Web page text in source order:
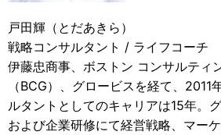
戸田輝（とだあきら）
戦略コンサルタント / ライフコーチ
伊藤忠商事、ボストン コンサルティ
（BCG）、グロービスを経て、2011
ルタントとしてのキャリアは15年。
および企業研修にて経営戦略、マー